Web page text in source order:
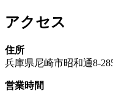
アクセス
住所
兵庫県尼崎市昭和通8-
営業時間